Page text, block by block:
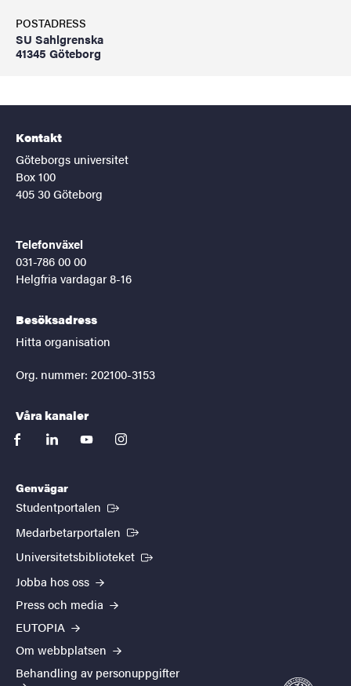
POSTADRESS
SU Sahlgrenska
41345 Göteborg
Kontakt
Göteborgs universitet
Box 100
405 30 Göteborg
Telefonväxel
031-786 00 00
Helgfria vardagar 8-16
Besöksadress
Hitta organisation
Org. nummer: 202100-3153
Våra kanaler
facebooklinkedinyoutubeinstagram
Genvägar
Studentportalen (Extern länk)
Medarbetarportalen (Extern länk)
Universitetsbiblioteket (Extern länk)
Jobba hos oss
Press och media
EUTOPIA
Om webbplatsen
Behandling av personuppgifter